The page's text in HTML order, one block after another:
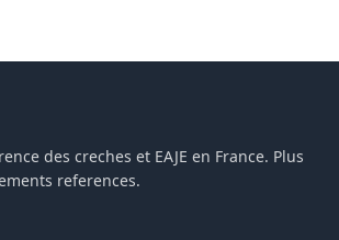
des creches et EAJE en France. Plus
references.